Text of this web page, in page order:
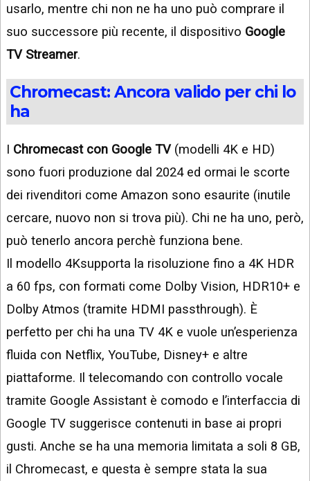
usarlo, mentre chi non ne ha uno può comprare il
suo successore più recente, il dispositivo Google
TV Streamer.
Chromecast: Ancora valido per chi lo
ha
I Chromecast con Google TV(modelli 4K e HD)
sono fuori produzione dal 2024 ed ormai le scorte
dei rivenditori come Amazon sono esaurite (inutile
cercare, nuovo non si trova più). Chi ne ha uno, però,
può tenerlo ancora perchè funziona bene.
Il modello 4Ksupporta la risoluzione fino a 4K HDR
a 60 fps, con formati come Dolby Vision, HDR10+ e
Dolby Atmos (tramite HDMI passthrough). È
perfetto per chi ha una TV 4K e vuole un’esperienza
fluida con Netflix, YouTube, Disney+ e altre
piattaforme. Il telecomando con controllo vocale
tramite Google Assistant è comodo e l’interfaccia di
Google TV suggerisce contenuti in base ai propri
gusti. Anche se ha una memoria limitata a soli 8 GB,
il Chromecast, e questa è sempre stata la sua